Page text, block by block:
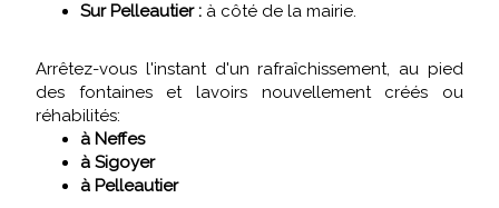
Sur Pelleautier : à côté de la mairie.
Arrêtez-vous l'instant d'un rafraîchissement, au pied
des fontaines et lavoirs nouvellement créés ou
réhabilités:
à Neffes
à Sigoyer
à Pelleautier